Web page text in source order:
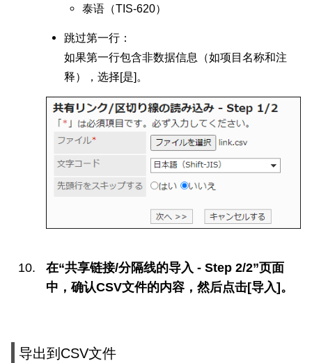
泰语（TIS-620）
跳过第一行：
如果第一行包含非数据信息（如项目名称和注
释），选择[是]。
在“共享链接/分隔线的导入 - Step 2/2”页面
中，确认CSV文件的内容，然后点击[导入]。
导出到CSV文件